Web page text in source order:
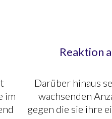
im
Reaktion
Darüber hinaus
wachsenden
gegen die sie ihre